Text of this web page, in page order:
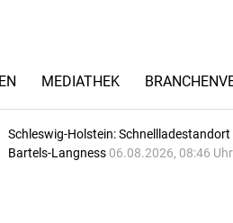
MEDIATHEK
Schleswig-Holstein: Schnellladestandort
Bartels-Langness 06.08.2026, 08:46 Uhr